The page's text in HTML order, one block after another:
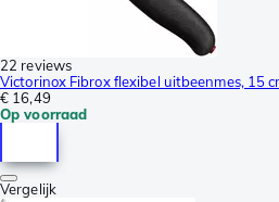
22 reviews
Victorinox Fibrox flexibel uitbeenmes, 15
€ 16,49
Op voorraad
Vergelijk